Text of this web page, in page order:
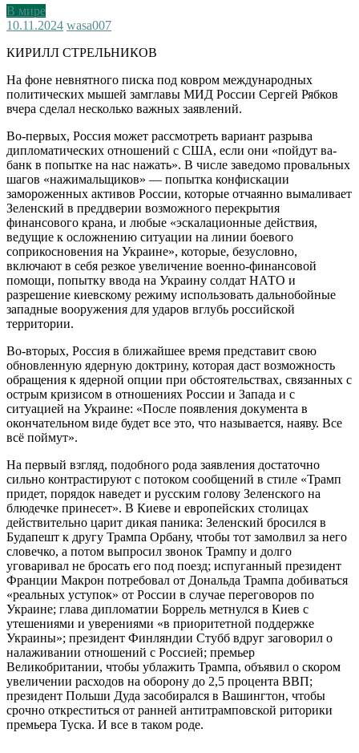
В мире
10.11.2024 wasa007
КИРИЛЛ СТРЕЛЬНИКОВ
На фоне невнятного писка под ковром международных
политических мышей замглавы МИД России Сергей Рябков
вчера сделал несколько важных заявлений.
Во-первых, Россия может рассмотреть вариант разрыва
дипломатических отношений с США, если они «пойдут ва-
банк в попытке на нас нажать». В числе заведомо провальных
шагов «нажимальщиков» — попытка конфискации
замороженных активов России, которые отчаянно вымаливает
Зеленский в преддверии возможного перекрытия
финансового крана, и любые «эскалационные действия,
ведущие к осложнению ситуации на линии боевого
соприкосновения на Украине», которые, безусловно,
включают в себя резкое увеличение военно-финансовой
помощи, попытку ввода на Украину солдат НАТО и
разрешение киевскому режиму использовать дальнобойные
западные вооружения для ударов вглубь российской
территории.
Во-вторых, Россия в ближайшее время представит свою
обновленную ядерную доктрину, которая даст возможность
обращения к ядерной опции при обстоятельствах, связанных с
острым кризисом в отношениях России и Запада и с
ситуацией на Украине: «После появления документа в
окончательном виде будет все это, что называется, наяву. Все
всё поймут».
На первый взгляд, подобного рода заявления достаточно
сильно контрастируют с потоком сообщений в стиле «Трамп
придет, порядок наведет и русским голову Зеленского на
блюдечке принесет». В Киеве и европейских столицах
действительно царит дикая паника: Зеленский бросился в
Будапешт к другу Трампа Орбану, чтобы тот замолвил за него
словечко, а потом выпросил звонок Трампу и долго
уговаривал не бросать его под поезд; испуганный президент
Франции Макрон потребовал от Дональда Трампа добиваться
«реальных уступок» от России в случае переговоров по
Украине; глава дипломатии Боррель метнулся в Киев с
утешениями и уверениями «в приоритетной поддержке
Украины»; президент Финляндии Стубб вдруг заговорил о
налаживании отношений с Россией; премьер
Великобритании, чтобы ублажить Трампа, объявил о скором
увеличении расходов на оборону до 2,5 процента ВВП;
президент Польши Дуда засобирался в Вашингтон, чтобы
срочно откреститься от ранней антитрамповской риторики
премьера Туска. И все в таком роде.